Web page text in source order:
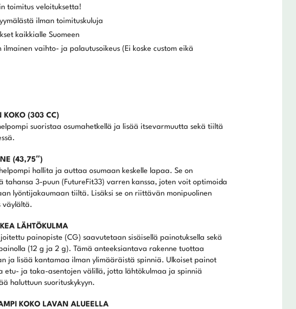
toimitus veloituksetta!
ilman toimituskuluja
kaikkialle Suomeen
ilmainen vaihto- ja palautusoikeus (Ei koske custom eikä
KOKO (303 CC)
suoristaa osumahetkellä ja lisää itsevarmuutta sekä tiiltä
(43,75″)
hallita ja auttaa osumaan keskelle lapaa. Se on
tahansa 3-puun (FutureFit33) varren kanssa, joten voit optimoida
lyöntijakaumaan tiiltä. Lisäksi se on riittävän monipuolinen
väylältä.
LÄHTÖKULMA
painopiste (CG) saavutetaan sisäisellä painotuksella sekä
(12 g ja 2 g). Tämä anteeksiantava rakenne tuottaa
ja lisää kantamaa ilman ylimääräistä spinniä. Ulkoiset painot
etu- ja taka-asentojen välillä, jotta lähtökulmaa ja spinniä
haluttuun suorituskykyyn.
KOKO LAVAN ALUEELLA